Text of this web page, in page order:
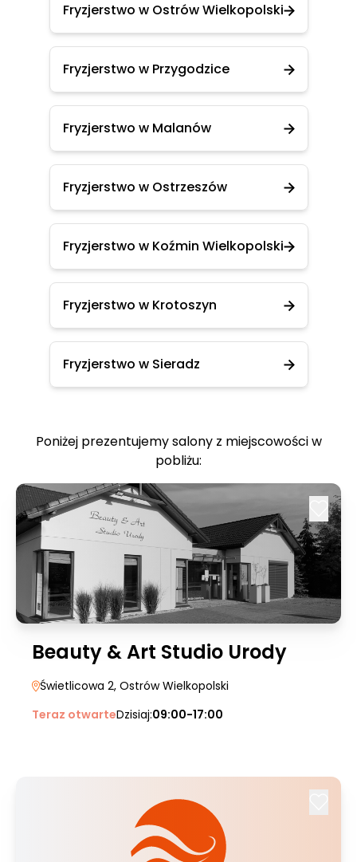
Fryzjerstwo w Ostrów Wielkopolski
Fryzjerstwo w Przygodzice
Fryzjerstwo w Malanów
Fryzjerstwo w Ostrzeszów
Fryzjerstwo w Koźmin Wielkopolski
Fryzjerstwo w Krotoszyn
Fryzjerstwo w Sieradz
Poniżej prezentujemy salony z miejscowości w
pobliżu:
Beauty & Art Studio Urody
Świetlicowa 2, Ostrów Wielkopolski
Teraz otwarteDzisiaj:09:00-17:00